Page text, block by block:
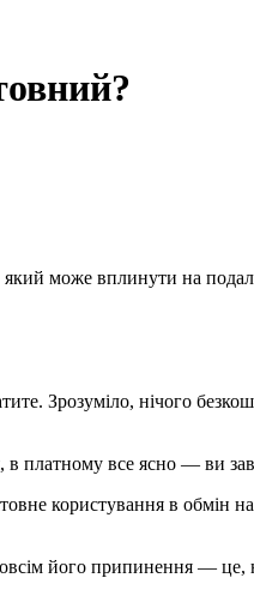
може вплинути на
Зрозуміло, нічого
платному все ясно — ви
користування в обмін
його припинення —